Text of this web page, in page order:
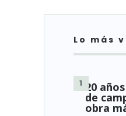
Lo más
20
de
obra